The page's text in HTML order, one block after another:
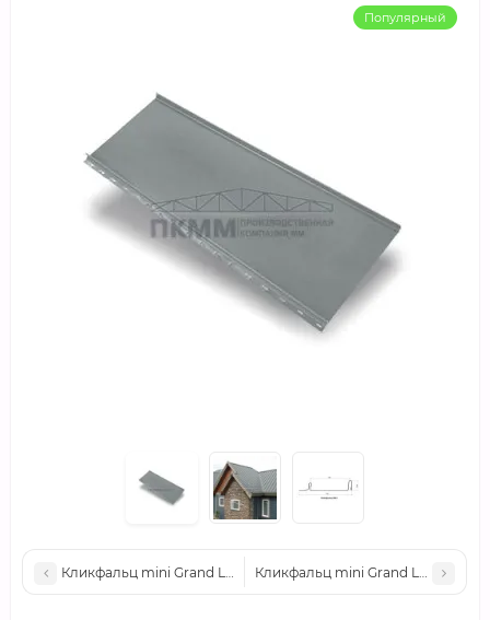
Популярный
Кликфальц mini Grand Line 0,5 GreenCoat Pural BT с пленкой
Кликфальц mini Grand Line 0,5